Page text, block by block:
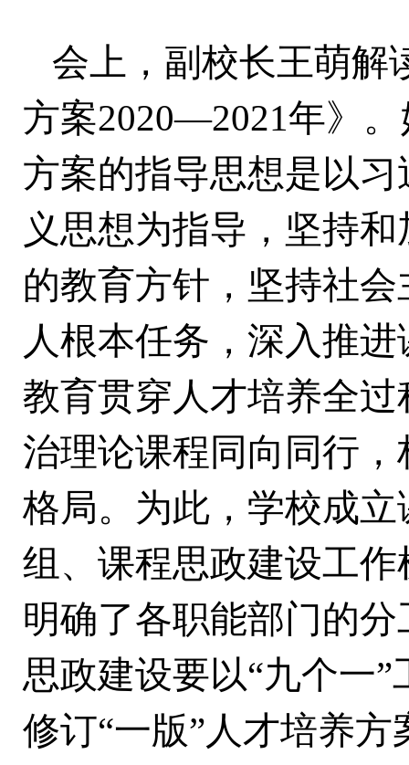
会上，副校长王萌解
方案2020—2021年》
方案的指导思想是以
义思想为指导，坚持
的教育方针，坚持社
人根本任务，深入推
教育贯穿人才培养全
治理论课程同向同行
格局。为此，学校成
组、课程思政建设工
明确了各职能部门的
思政建设要以“九个一
修订“一版”人才培养